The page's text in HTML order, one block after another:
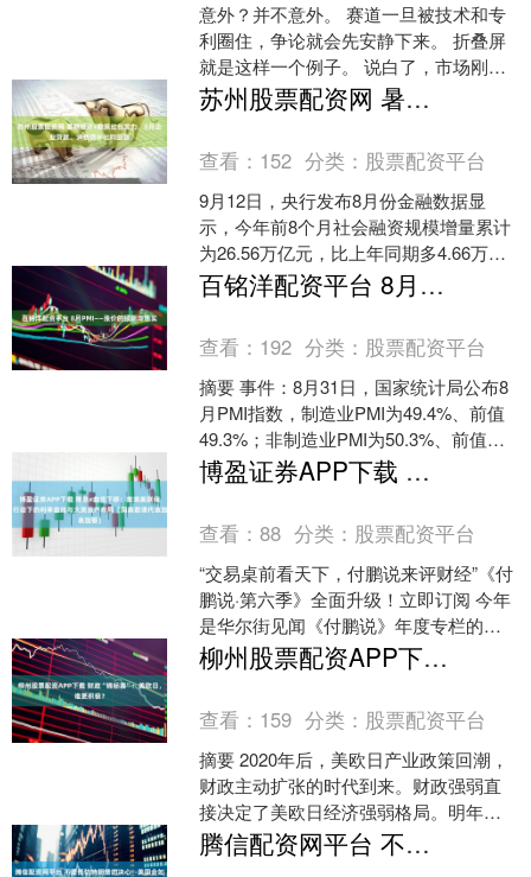
意外？并不意外。 赛道一旦被技术和专
利圈住，争论就会先安静下来。 折叠屏
就是这样一个例子。 说白了，市场刚刚
交出一份很清晰的成绩单：截至 2025 年
前三季度，....
苏州股票配资网 暑期经济+政策红包发力，8月企业贷款、消费贷环比均回暖
查看： 152 分类： 股票配资平台
9月12日，央行发布8月份金融数据显
示，今年前8个月社会融资规模增量累计
为26.56万亿元，比上年同期多4.66万亿
元。今年前8个月，人民币贷款增加13.46
万....
百铭洋配资平台 8月PMI——涨价的预期与现实
查看： 192 分类： 股票配资平台
摘要 事件：8月31日，国家统计局公布8
月PMI指数，制造业PMI为49.4%、前值
49.3%；非制造业PMI为50.3%、前值
50.1%。 核心观点：供给收缩....
博盈证券APP下载 降息≠曲线下移：推演美联储9月行动下的利率曲线与大类资产布局【洞察君课代表加餐】
查看：88 分类： 股票配资平台
“交易桌前看天下，付鹏说来评财经”《付
鹏说·第六季》全面升级！立即订阅 今年
是华尔街见闻《付鹏说》年度专栏的第
十个年头！ 《付鹏说第六季》正式上
新！第六季将会做....
柳州股票配资APP下载 财政“锦标赛”：美欧日，谁更积极？
查看： 159 分类： 股票配资平台
摘要 2020年后，美欧日产业政策回潮，
财政主动扩张的时代到来。财政强弱直
接决定了美欧日经济强弱格局。明年，
美欧日或将迎来新一轮财政集体扩张，
更宽的财政将如何影....
腾信配资网平台 不要低估特朗普的决心--美国会如何“降息”？